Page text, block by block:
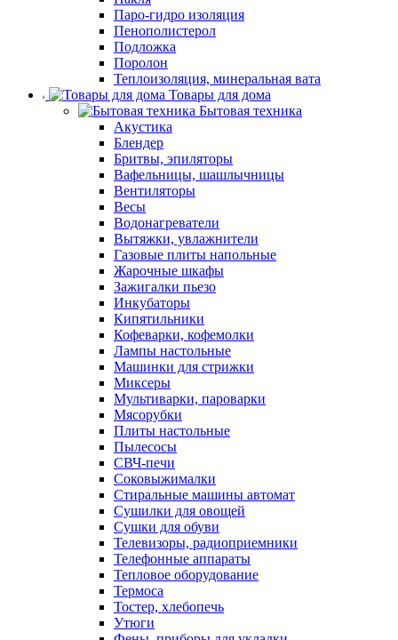
Паро-гидро изоляция
Пенополистерол
Подложка
Поролон
Теплоизоляция, минеральная вата
Товары для дома
Бытовая техника
Акустика
Блендер
Бритвы, эпиляторы
Вафельницы, шашлычницы
Вентиляторы
Весы
Водонагреватели
Вытяжки, увлажнители
Газовые плиты напольные
Жарочные шкафы
Зажигалки пьезо
Инкубаторы
Кипятильники
Кофеварки, кофемолки
Лампы настольные
Машинки для стрижки
Миксеры
Мультиварки, пароварки
Мясорубки
Плиты настольные
Пылесосы
СВЧ-печи
Соковыжималки
Стиральные машины автомат
Сушилки для овощей
Сушки для обуви
Телевизоры, радиоприемники
Телефонные аппараты
Тепловое оборудование
Термоса
Тостер, хлебопечь
Утюги